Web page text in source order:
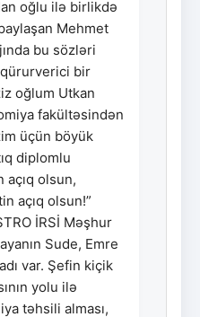
oğlu ilə birlikdə
Mehmet
bu sözləri
bir
oğlum Utkan
fakültəsindən
üçün böyük
diplomlu
açıq olsun,
açıq olsun!”
İRSİ Məşhur
Sude, Emre
var. Şefin kiçik
yolu ilə
təhsili alması,